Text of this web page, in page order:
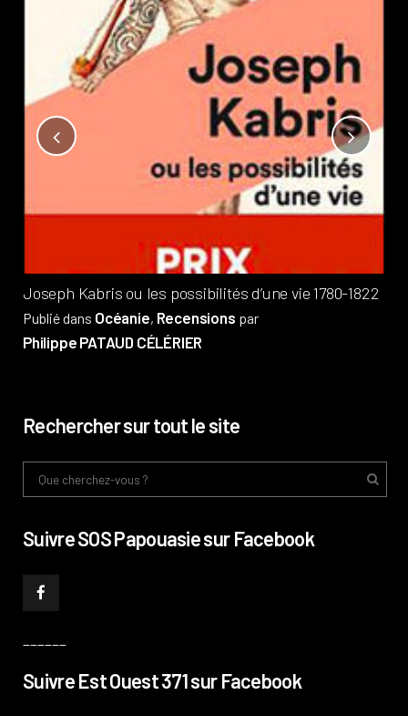
Joseph Kabris ou les possibilités d’une vie 1780-1822
Publié dans Océanie, Recensions par
Philippe PATAUD CÉLÉRIER
Rechercher sur tout le site
Suivre SOS Papouasie sur Facebook
Suivre Est Ouest 371 sur Facebook